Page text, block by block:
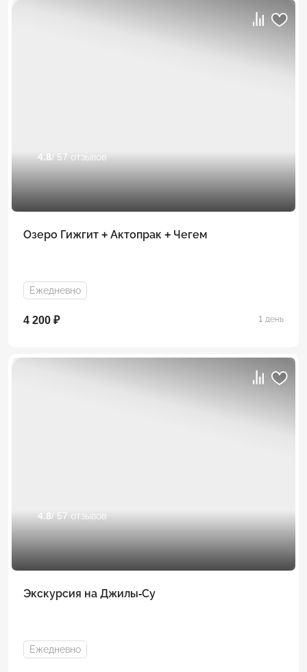
4.8/ 57 отзывов
Озеро Гижгит + Актопрак + Чегем
Ежедневно
4 200 ₽ 1 день
4.8/ 57 отзывов
Экскурсия на Джилы-Су
Ежедневно